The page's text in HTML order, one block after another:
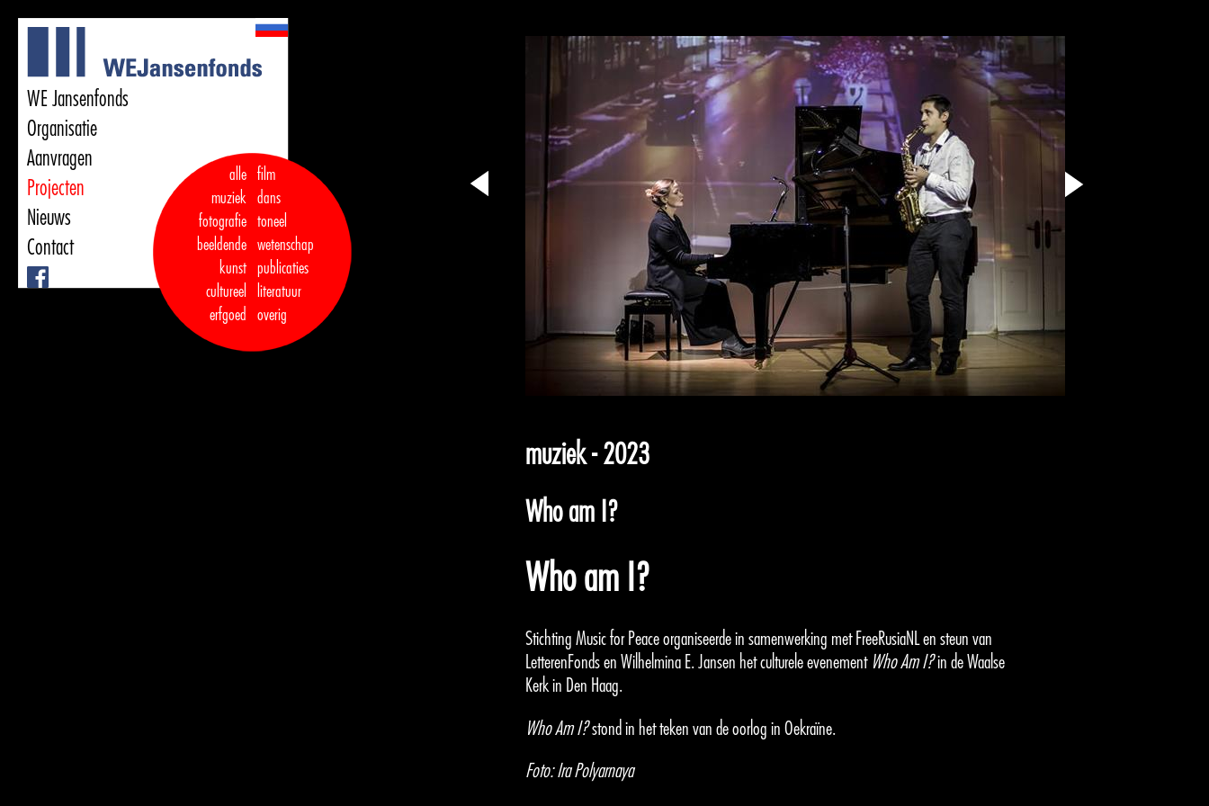
WE Jansenfonds
Organisatie
Aanvragen
Projecten
Nieuws
Contact
alle
muziek
fotografie
beeldende
kunst
cultureel
erfgoed
film
dans
toneel
wetenschap
publicaties
literatuur
overig
muziek - 2023
Who am I?
Who am I?
Stichting Music for Peace organiseerde in samenwerking met FreeRusiaNL en steun van
LetterenFonds en Wilhelmina E. Jansen het culturele evenement Who Am I?in de Waalse
Kerk in Den Haag.
Who Am I?stond in het teken van de oorlog in Oekraïne.
Foto: Ira Polyarnaya